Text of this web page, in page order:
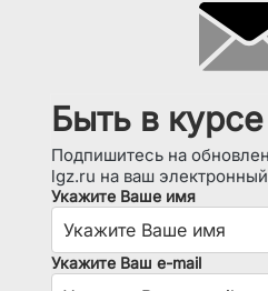
Быть в курсе
Подпишитесь на
lgz.ru на ваш
Укажите Ваше имя
Укажите Ваш e-mail